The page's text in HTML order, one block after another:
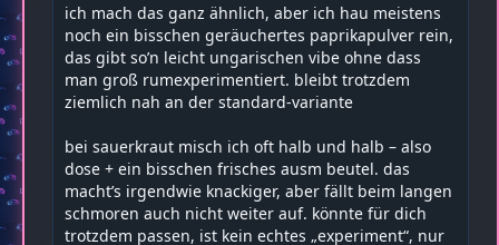
ich mach das ganz ähnlich, aber ich hau meistens
noch ein bisschen geräuchertes paprikapulver rein,
das gibt so’n leicht ungarischen vibe ohne dass
man groß rumexperimentiert. bleibt trotzdem
ziemlich nah an der standard-variante
bei sauerkraut misch ich oft halb und halb – also
dose + ein bisschen frisches ausm beutel. das
macht’s irgendwie knackiger, aber fällt beim langen
schmoren auch nicht weiter auf. könnte für dich
trotzdem passen, ist kein echtes „experiment“, nur